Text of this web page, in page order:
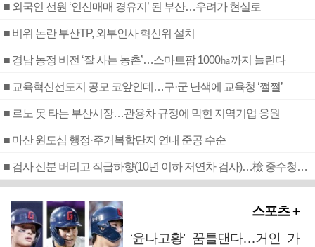
■ 외국인 선원 ‘인신매매 경유지’ 된 부산…우려가 현실로
■ 비위 논란 부산TP, 외부인사 혁신위 설치
■ 경남 농정 비전 ‘잘 사는 농촌’…스마트팜 1000㏊까지 늘린다
■ 교육혁신선도지 공모 코앞인데…구·군 난색에 교육청 ‘쩔쩔’
■ 르노 못 타는 부산시장…관용차 규정에 막힌 지역기업 응원
■ 마산 원도심 행정·주거복합단지 연내 준공 수순
■ 검사 신분 버리고 직급하향(10년 이하 저연차 검사)…檢 중수청행 기피
스포츠 +
‘윤나고황’ 꿈틀댄다…거인 가